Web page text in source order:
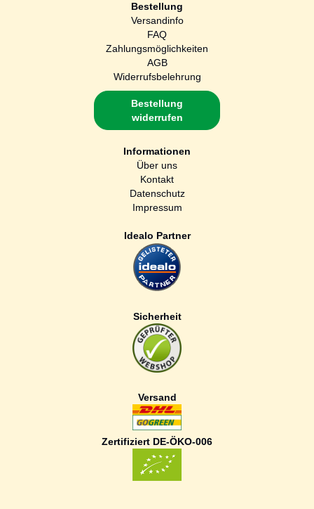
Bestellung
Versandinfo
FAQ
Zahlungsmöglichkeiten
AGB
Widerrufsbelehrung
Bestellung
widerrufen
Informationen
Über uns
Kontakt
Datenschutz
Impressum
Idealo Partner
Sicherheit
Versand
Zertifiziert DE-ÖKO-006